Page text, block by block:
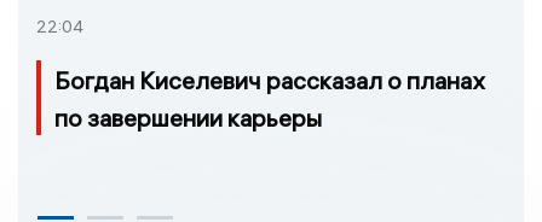
22:04
Богдан Киселевич рассказал о планах
по завершении карьеры